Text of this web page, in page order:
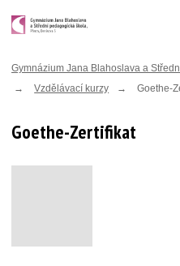
Gymnázium Jana Blahoslava a
Vzdělávací kurzy
Goethe-
Goethe-Zertifikat